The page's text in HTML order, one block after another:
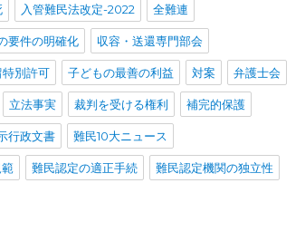
入管難民法改定-2022 全難連
要件の明確化 収容・送還専門部会
特別許可 子どもの最善の利益 対案 弁護士会
立法事実 裁判を受ける権利 補完的保護
行政文書 難民10大ニュース
難民認定の適正手続 難民認定機関の独立性